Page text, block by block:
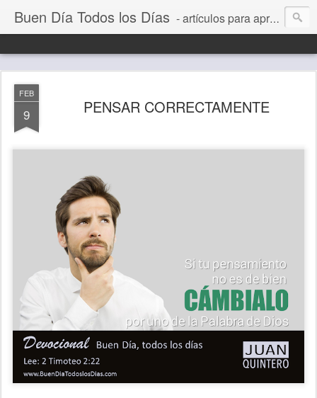
Buen Día Todos los Días - artículos para aprender a vivir mejor, un día a la vez. Por Juan C Quintero
FEB
9 PENSAR CORRECTAMENTE